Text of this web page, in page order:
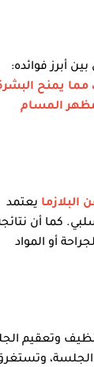
أبرز فوائده:
، مما يمنح
المسام
البلازما يعتمد
كما أن
أو المواد
وتعقيم
الجلسة،